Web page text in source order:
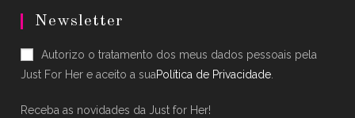
in
new
tab
in
new
tab
Newsletter
Autorizo o tratamento dos meus dados pessoais pela
Just For Her e aceito a suaPolítica de Privacidade
Receba as novidades da Just for Her!